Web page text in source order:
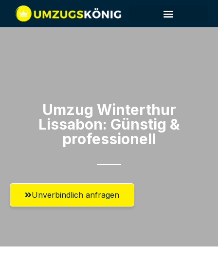
Umzug Winterthur​
Lissabon: Günstig &
professionell​
Unverbindlich anfragen